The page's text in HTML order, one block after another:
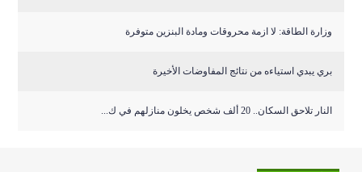
وزارة الطاقة: لا ازمة محروقات ومادة البنزين متوفرة
بري يبدي استياءه من نتائج المفاوضات الأخيرة
النار تلاحق السكان.. 20 ألف شخص يخلون منازلهم في ك...